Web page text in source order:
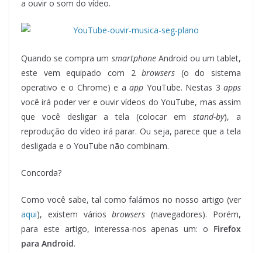
a ouvir o som do vídeo.
Quando se compra um smartphoneAndroid ou um tablet,
este vem equipado com 2browsers (o do sistema
operativo e o Chrome) e a app YouTube. Nestas 3 apps
você irá poder ver e ouvir vídeos do YouTube, mas assim
que você desligar a tela (colocar em stand-by), a
reprodução do vídeo irá parar. Ou seja, parece que a tela
desligada e o YouTube não combinam.
Concorda?
Como você sabe, tal como falámos no nosso artigo (ver
aqui), existem váriosbrowsers (navegadores). Porém,
para este artigo, interessa-nos apenas um: o Firefox
para Android.